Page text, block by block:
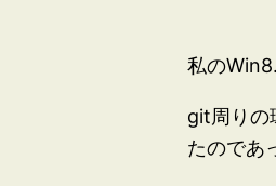
私の
git周りの
たのであ